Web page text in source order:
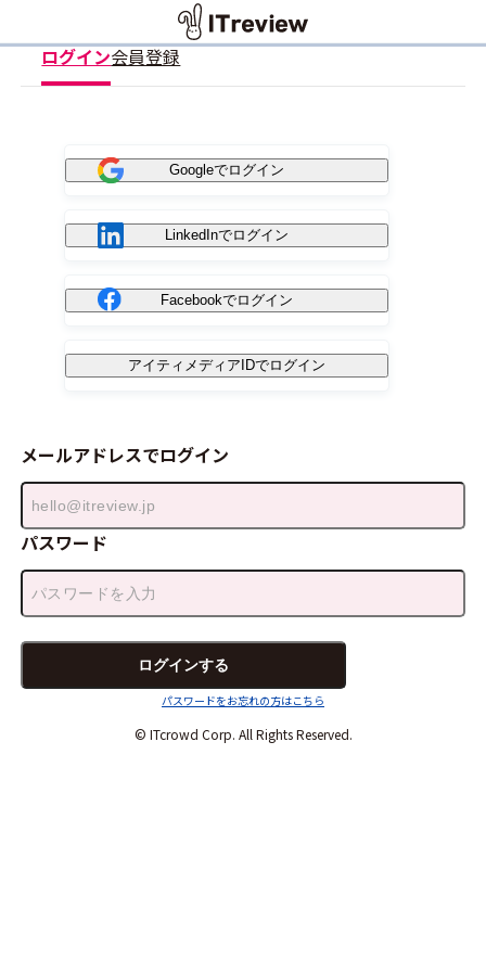
ログイン会員登録
Googleでログイン
LinkedInでログイン
Facebookでログイン
アイティメディアIDでログイン
メールアドレスでログイン
パスワード
パスワードをお忘れの方はこちら
© ITcrowd Corp. All Rights Reserved.